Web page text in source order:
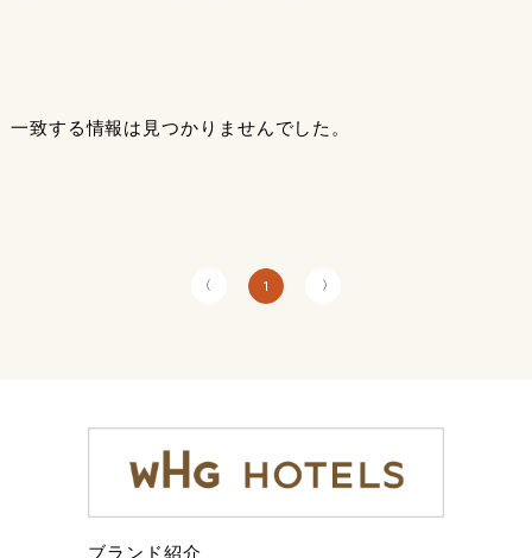
一致する情報は見つかりませんでした。
〈 1 〉
ブランド紹介